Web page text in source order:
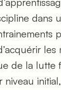
dans
les
de la lutte